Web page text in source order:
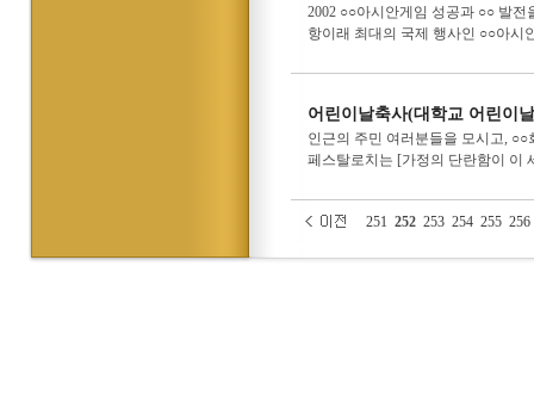
2002 ○○아시안게임 성공과 ○○ 발
항이래 최대의 국제 행사인 ○○아시
어린이날축사(대학교 어린이
인근의 주민 여러분들을 모시고,
페스탈로치는 [가정의 단란함이 이
251 252 253 254 255 256